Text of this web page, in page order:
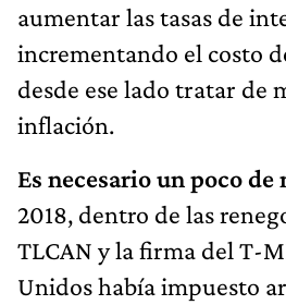
aumentar las tasas de
incrementando el costo
desde ese lado tratar de
inflación.
Es necesario un poco
2018, dentro de las
TLCAN y la firma del T-
Unidos había impuesto